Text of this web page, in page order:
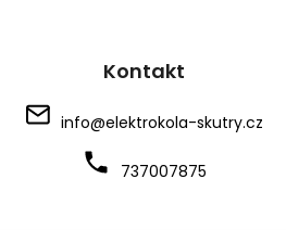
Kontakt
info@elektrokola-skutry.cz
737007875